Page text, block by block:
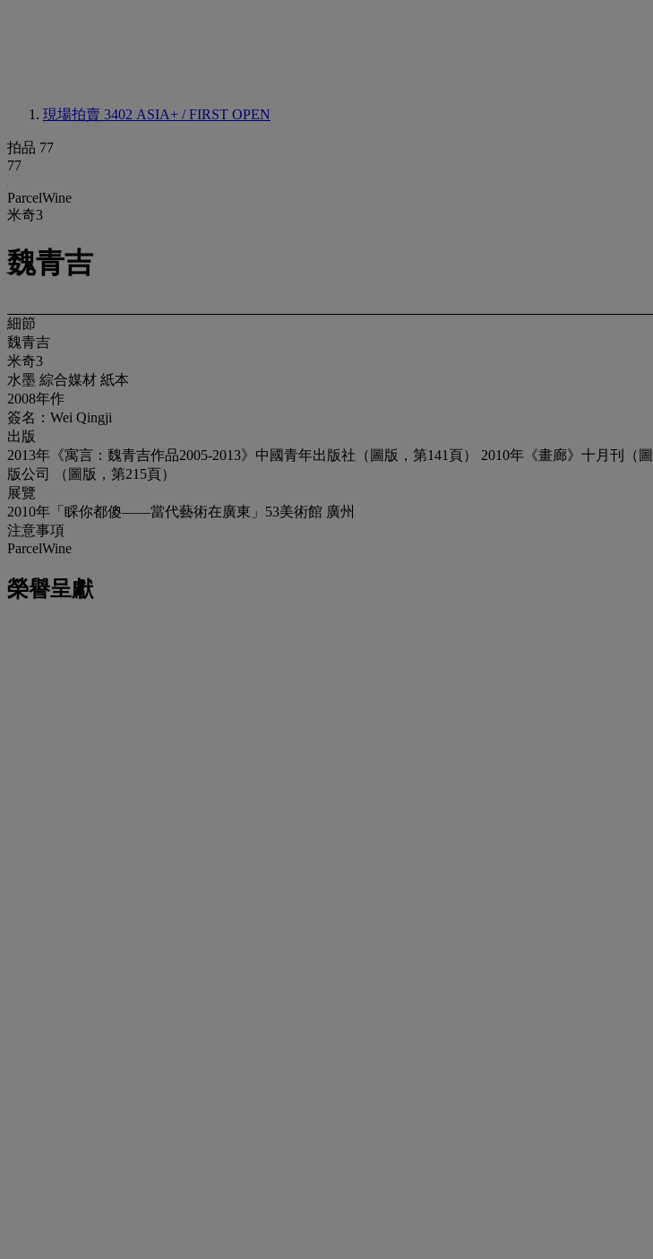
現場拍賣 3402 ASIA+ / FIRST OPEN
拍品 77
77
ParcelWine
米奇3
魏青吉
細節
魏青吉
米奇3
水墨 綜合媒材 紙本
2008年作
簽名：Wei Qingji
出版
2013年《寓言：魏青吉作品2005-2013》中國青年出版社（圖版，第141頁） 2010年《畫廊》十月刊（
版公司 （圖版，第215頁）
展覽
2010年「睬你都傻——當代藝術在廣東」53美術館 廣州
注意事項
ParcelWine
榮譽呈獻